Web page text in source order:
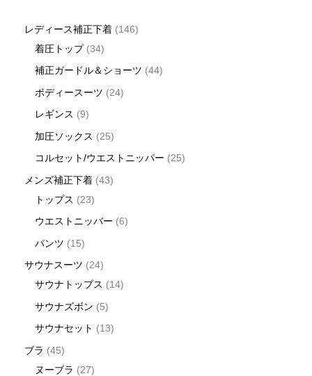
レディース補正下着
146
着圧トップ 34
補正ガードル＆ショーツ
44
ボディースーツ
24
レギンス
9
加圧ソックス
25
コルセット/ウエストニッパー
25
メンズ補正下着 43
トップス
23
ウエストニッバー
6
パンツ
15
サウナスーツ
24
サウナトップス
14
サウナズボン
5
サウナセット
13
ブラ
45
ヌーブラ
27